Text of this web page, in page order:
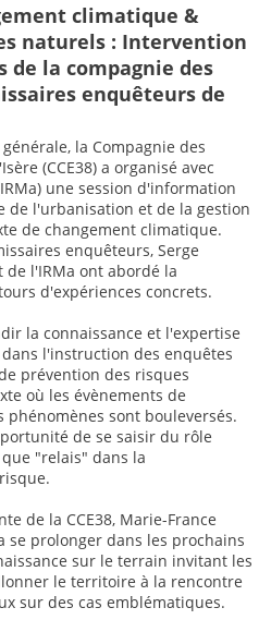
climatique &
naturels : Intervention
de la compagnie des
enquêteurs de
la Compagnie des
(CCE38) a organisé avec
une session d'information
l'urbanisation et de la gestion
de changement climatique.
enquêteurs, Serge
de l'IRMa ont abordé la
d'expériences concrets.
la connaissance et l'expertise
l'instruction des enquêtes
prévention des risques
où les évènements de
sont bouleversés.
de se saisir du rôle
"relais" dans la
de la CCE38, Marie-France
se prolonger dans les prochains
sur le terrain invitant les
le territoire à la rencontre
sur des cas emblématiques.